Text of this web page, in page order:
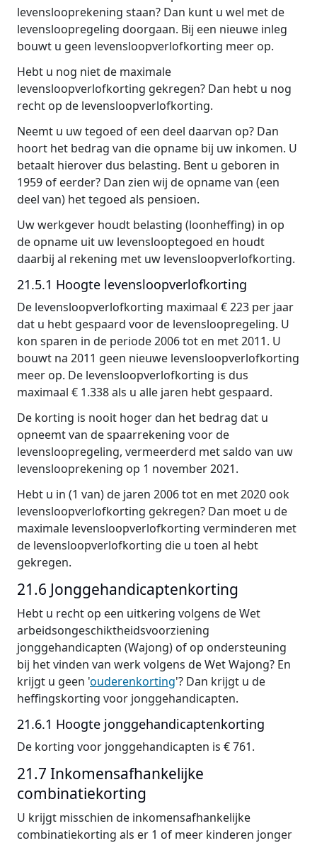
levenslooprekening staan? Dan kunt u wel met de
levensloopregeling doorgaan. Bij een nieuwe inleg
bouwt u geen levensloopverlofkorting meer op.
Hebt u nog niet de maximale
levensloopverlofkorting gekregen? Dan hebt u nog
recht op de levensloopverlofkorting.
Neemt u uw tegoed of een deel daarvan op? Dan
hoort het bedrag van die opname bij uw inkomen. U
betaalt hierover dus belasting. Bent u geboren in
1959 of eerder? Dan zien wij de opname van (een
deel van) het tegoed als pensioen.
Uw werkgever houdt belasting (loonheffing) in op
de opname uit uw levenslooptegoed en houdt
daarbij al rekening met uw levensloopverlofkorting.
21.5.1 Hoogte levensloopverlofkorting
De levensloopverlofkorting maximaal € 223 per jaar
dat u hebt gespaard voor de levensloopregeling. U
kon sparen in de periode 2006 tot en met 2011. U
bouwt na 2011 geen nieuwe levensloopverlofkorting
meer op. De levensloopverlofkorting is dus
maximaal € 1.338 als u alle jaren hebt gespaard.
De korting is nooit hoger dan het bedrag dat u
opneemt van de spaarrekening voor de
levensloopregeling, vermeerderd met saldo van uw
levenslooprekening op 1 november 2021.
Hebt u in (1 van) de jaren 2006 tot en met 2020 ook
levensloopverlofkorting gekregen? Dan moet u de
maximale levensloopverlofkorting verminderen met
de levensloopverlofkorting die u toen al hebt
gekregen.
21.6 Jonggehandicaptenkorting
Hebt u recht op een uitkering volgens de Wet
arbeidsongeschiktheidsvoorziening
jonggehandicapten (Wajong) of op ondersteuning
bij het vinden van werk volgens de Wet Wajong? En
krijgt u geen 'ouderenkorting'? Dan krijgt u de
heffingskorting voor jonggehandicapten.
21.6.1 Hoogte jonggehandicaptenkorting
De korting voor jonggehandicapten is € 761.
21.7 Inkomensafhankelijke
combinatiekorting
U krijgt misschien de inkomensafhankelijke
combinatiekorting als er 1 of meer kinderen jonger